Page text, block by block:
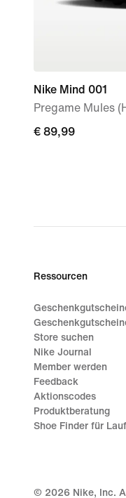
Nike Mind 001
Pregame Mules
€ 89,99
€ 89,99
Ressourcen
Store suchen
Nike Journal
Member werden
Feedback
Aktionscodes
Produktberatung
Shoe Finder für
© 2026 Nike, Inc.